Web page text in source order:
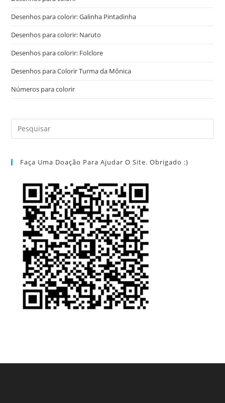
Desenhos para colorir: Galinha Pintadinha
Desenhos para colorir: Naruto
Desenhos para colorir: Folclore
Desenhos para Colorir Turma da Mônica
Números para colorir
Faça Uma Doação Para Ajudar O Site. Obrigado :)